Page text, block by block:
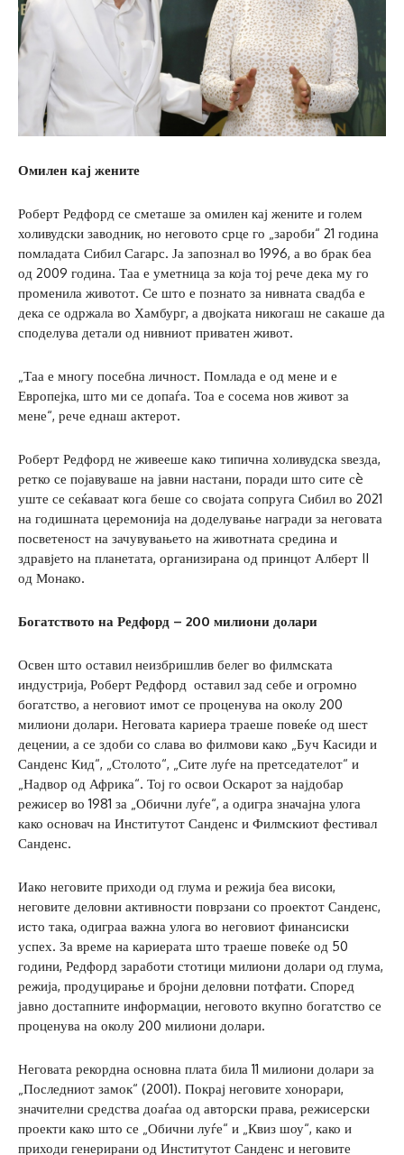
Омилен кај жените
Роберт Редфорд се сметаше за омилен кај жените и голем
холивудски заводник, но неговото срце го „зароби“ 21 година
помладата Сибил Сагарс. Ја запознал во 1996, а во брак беа
од 2009 година. Таа е уметница за која тој рече дека му го
променила животот. Се што е познато за нивната свадба е
дека се одржала во Хамбург, а двојката никогаш не сакаше да
споделува детали од нивниот приватен живот.
„Таа е многу посебна личност. Помлада е од мене и е
Европејка, што ми се допаѓа. Тоа е сосема нов живот за
мене“, рече еднаш актерот.
Роберт Редфорд не живееше како типична холивудска ѕвезда,
ретко се појавуваше на јавни настани, поради што сите сè
уште се сеќаваат кога беше со својата сопруга Сибил во 2021
на годишната церемонија на доделување награди за неговата
посветеност на зачувувањето на животната средина и
здравјето на планетата, организирана од принцот Алберт II
од Монако.
Богатството на Редфорд – 200 милиони долари
Освен што оставил неизбришлив белег во филмската
индустрија, Роберт Редфорд оставил зад себе и огромно
богатство, а неговиот имот се проценува на околу 200
милиони долари. Неговата кариера траеше повеќе од шест
децении, а се здоби со слава во филмови како „Буч Касиди и
Санденс Кид“, „Столото“, „Сите луѓе на претседателот“ и
„Надвор од Африка“. Тој го освои Оскарот за најдобар
режисер во 1981 за „Обични луѓе“, а одигра значајна улога
како основач на Институтот Санденс и Филмскиот фестивал
Санденс.
Иако неговите приходи од глума и режија беа високи,
неговите деловни активности поврзани со проектот Санденс,
исто така, одиграа важна улога во неговиот финансиски
успех. За време на кариерата што траеше повеќе од 50
години, Редфорд заработи стотици милиони долари од глума,
режија, продуцирање и бројни деловни потфати. Според
јавно достапните информации, неговото вкупно богатство се
проценува на околу 200 милиони долари.
Неговата рекордна основна плата била 11 милиони долари за
„Последниот замок“ (2001). Покрај неговите хонорари,
значителни средства доаѓаа од авторски права, режисерски
проекти како што се „Обични луѓе“ и „Квиз шоу“, како и
приходи генерирани од Институтот Санденс и неговите